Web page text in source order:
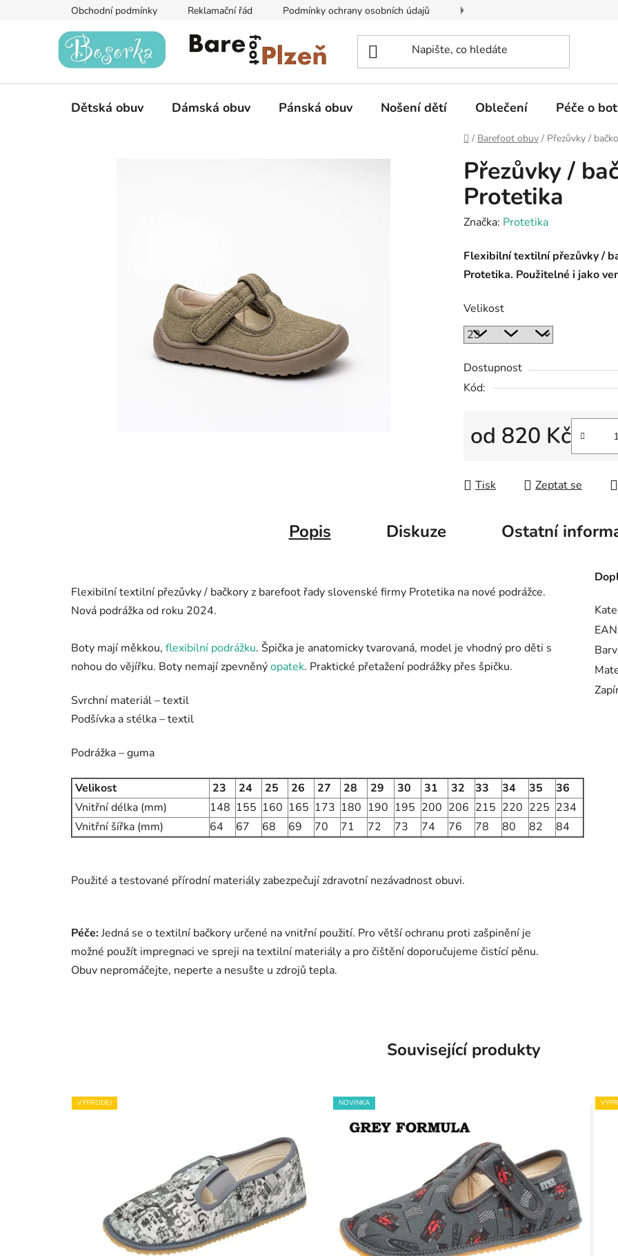
Obchodní podmínky Reklamační řád Podmínky ochrany osobních údajů Kontakty na prodejny
Dětská obuv Dámská obuv Pánská obuv Nošení dětí Oblečení Péče o
Domů
/ Barefoot obuv / Přezůvky /
Přezůvky /
Protetika
Značka: Protetika
Flexibilní textilní přezůvky /
Protetika. Použitelné i jako
Velikost
Dostupnost
Kód:
od 820 Kč
Tisk
Zeptat se
Popis Diskuze Ostatní
Flexibilní textilní přezůvky / bačkory z barefoot řady slovenské firmy Protetika na nové podrážce.
Nová podrážka od roku 2024.
Boty mají měkkou, flexibilní podrážku. Špička je anatomicky tvarovaná, model je vhodný pro děti s
nohou do vějířku. Boty nemají zpevněnýopatek. Praktické přetažení podrážky přes špičku.
Svrchní materiál – textil
Podšívka a stélka – textil
Podrážka – guma
Velikost 23 24 25 26 27 28 29 30 31 32 33 34 35
36
Vnitřní délka (mm)
148 155 160 165 173 180 190 195 200 206 215 220 225 234
Vnitřní šířka (mm)
64 67 68 69 70 71 72 73 74 76 78 80 82 84
Použité a testované přírodní materiály zabezpečují zdravotní nezávadnost obuvi.
Péče:Jedná se o textilní bačkory určené na vnitřní použití. Pro větší ochranu proti zašpinění je
možné použít impregnaci ve spreji na textilní materiály a pro čištění doporučujeme čistící pěnu.
Obuv nepromáčejte, neperte a nesušte u zdrojů tepla.
EAN
Související produkty
VÝPRODEJ NOVINKA